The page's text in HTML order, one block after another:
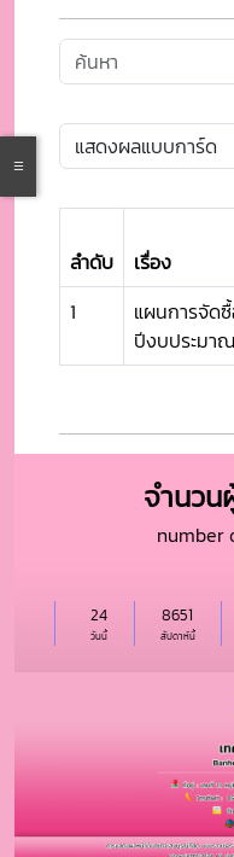
ลำดับ เรื่อง
1
แผนการจัด
ปีงบประมา
จำนวน
number
วันนี้
24
สัปดาห์นี้
8651